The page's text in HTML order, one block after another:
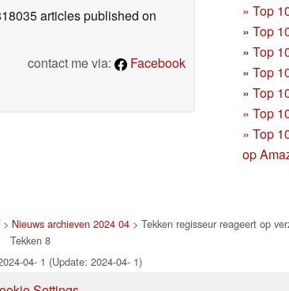
» Top
» Top
» Top
» Top
» Top
» Top
» Top
op
articles published on
contact me via:
Facebook
> Nieuws archieven 2024 04 > Tekken regisseur reageert op
Tekken 8
04- 1 (Update: 2024-04- 1)